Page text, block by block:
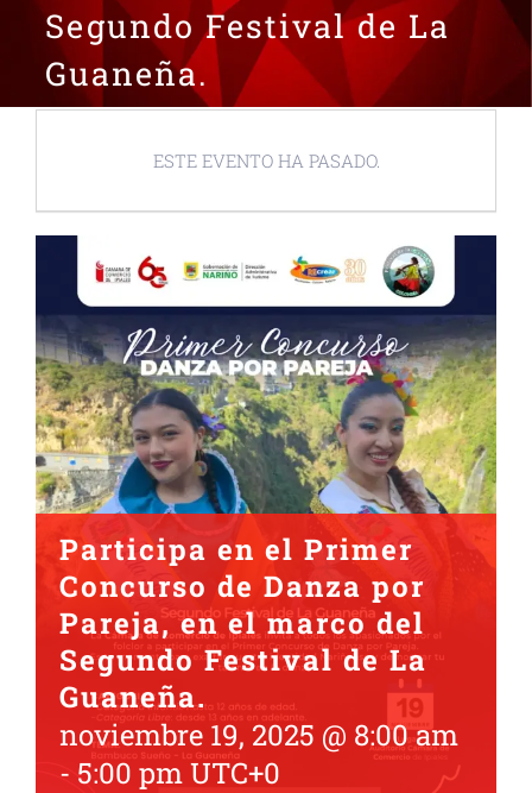
Segundo Festival de La
Guaneña.
ESTE EVENTO HA PASADO.
Participa en el Primer
Concurso de Danza por
Pareja, en el marco del
Segundo Festival de La
Guaneña.
noviembre 19, 2025 @ 8:00 am
- 5:00 pmUTC+0